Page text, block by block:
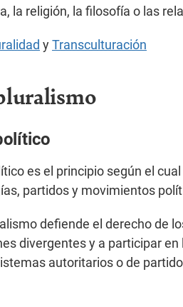
la religión, la filosofía o las
yTransculturación
es el principio según el
partidos y movimientos
defiende el derecho de
divergentes y a participar
autoritarios o de